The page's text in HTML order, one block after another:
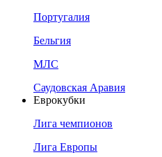
Португалия
Бельгия
МЛС
Саудовская Аравия
Еврокубки
Лига чемпионов
Лига Европы